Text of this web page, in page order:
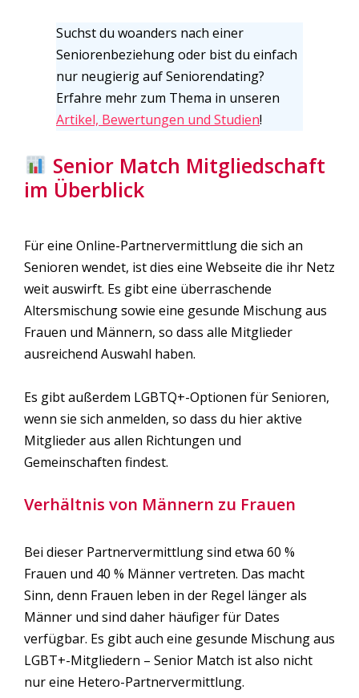
Suchst du woanders nach einer
Seniorenbeziehung oder bist du einfach
nur neugierig auf Seniorendating?
Erfahre mehr zum Thema in unseren
Artikel, Bewertungen und Studien!
Senior Match Mitgliedschaft
im Überblick
Für eine Online-Partnervermittlung die sich an
Senioren wendet, ist dies eine Webseite die ihr Netz
weit auswirft. Es gibt eine überraschende
Altersmischung sowie eine gesunde Mischung aus
Frauen und Männern, so dass alle Mitglieder
ausreichend Auswahl haben.
Es gibt außerdem LGBTQ+-Optionen für Senioren,
wenn sie sich anmelden, so dass du hier aktive
Mitglieder aus allen Richtungen und
Gemeinschaften findest.
Verhältnis von Männern zu Frauen
Bei dieser Partnervermittlung sind etwa 60 %
Frauen und 40 % Männer vertreten. Das macht
Sinn, denn Frauen leben in der Regel länger als
Männer und sind daher häufiger für Dates
verfügbar. Es gibt auch eine gesunde Mischung aus
LGBT+-Mitgliedern – Senior Match ist also nicht
nur eine Hetero-Partnervermittlung.